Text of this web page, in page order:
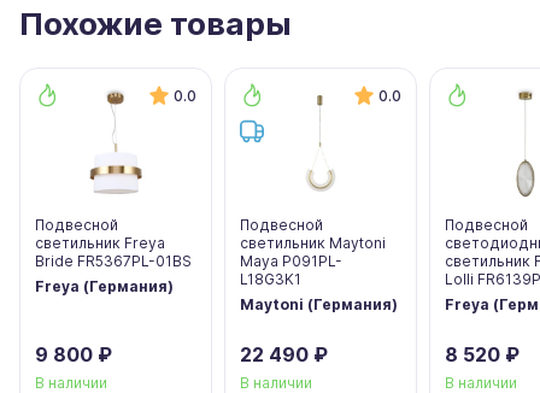
Похожие товары
0.0
Подвесной
светильник Freya
Bride FR5367PL-01BS
Freya (Германия)
9 800 ₽
В наличии
0.0
Подвесной
светильник Maytoni
Maya P091PL-
L18G3K1
Maytoni (Германия)
22 490 ₽
В наличии
Подвесной
светильник
Lolli
Freya
8 520 ₽
В наличии